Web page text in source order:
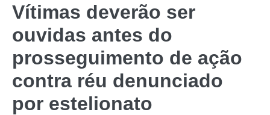
Vítimas deverão ser
ouvidas antes do
prosseguimento de ação
contra réu denunciado
por estelionato